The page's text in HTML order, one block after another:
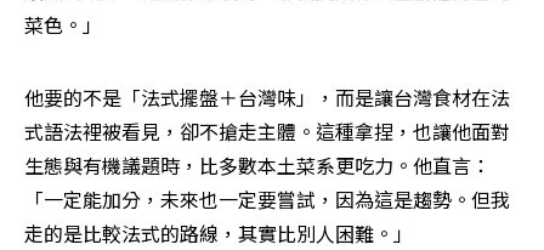
菜色。」
他要的不是「法式擺盤＋台灣味」，而是讓台灣食材在法
式語法裡被看見，卻不搶走主體。這種拿捏，也讓他面對
生態與有機議題時，比多數本土菜系更吃力。他直言：
「一定能加分，未來也一定要嘗試，因為這是趨勢。但我
走的是比較法式的路線，其實比別人困難。」